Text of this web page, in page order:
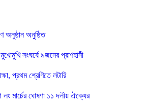
অনুষ্ঠান অনুষ্ঠিত
সংঘর্ষে ৯জনের প্রাণহানী
প্রথম শ্রেণিতে লটারি
লং মার্চের ঘোষণা ১১ দলীয় ঐক্যের